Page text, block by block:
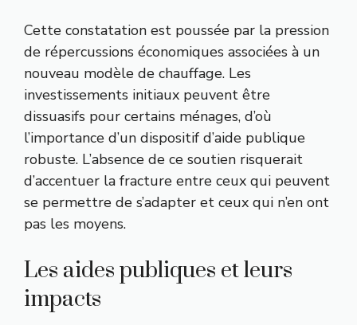
Cette constatation est poussée par la pression
de répercussions économiques associées à un
nouveau modèle de chauffage. Les
investissements initiaux peuvent être
dissuasifs pour certains ménages, d’où
l’importance d’un dispositif d’aide publique
robuste. L’absence de ce soutien risquerait
d’accentuer la fracture entre ceux qui peuvent
se permettre de s’adapter et ceux qui n’en ont
pas les moyens.
Les aides publiques et leurs
impacts